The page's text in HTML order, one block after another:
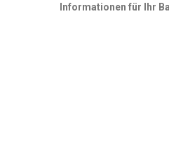
Informationen für Ihr